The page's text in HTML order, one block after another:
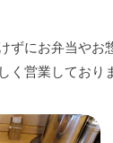
ずにお弁当やお
く営業しており